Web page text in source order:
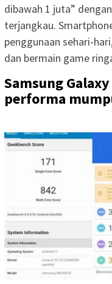
dibawah 1 juta”
terjangkau.
penggunaan sehari-
dan bermain game
Samsung
performa